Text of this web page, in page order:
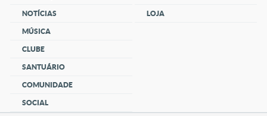
NOTÍCIAS
MÚSICA
CLUBE
SANTUÁRIO
COMUNIDADE
SOCIAL
LOJA